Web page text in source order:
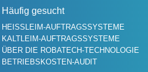
Häufig gesucht
HEISSLEIM-AUFTRAGSSYSTEME
KALTLEIM-AUFTRAGSSYSTEME
ÜBER DIE ROBATECH-TECHNOLOGIE
BETRIEBSKOSTEN-AUDIT